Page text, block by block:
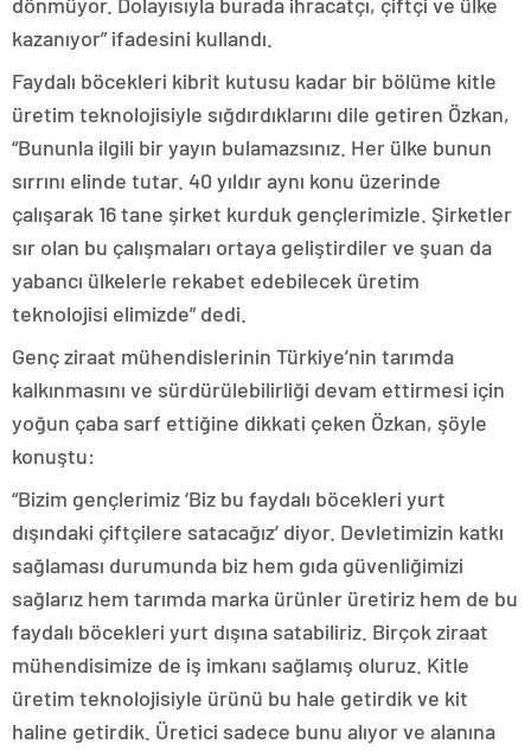
kazanıyor” ifadesini kullandı.
Faydalı böcekleri kibrit kutusu kadar bir bölüme kitle
üretim teknolojisiyle sığdırdıklarını dile getiren Özkan,
“Bununla ilgili bir yayın bulamazsınız. Her ülke bunun
sırrını elinde tutar. 40 yıldır aynı konu üzerinde
çalışarak 16 tane şirket kurduk gençlerimizle. Şirketler
sır olan bu çalışmaları ortaya geliştirdiler ve şuan da
yabancı ülkelerle rekabet edebilecek üretim
teknolojisi elimizde” dedi.
Genç ziraat mühendislerinin Türkiye’nin tarımda
kalkınmasını ve sürdürülebilirliği devam ettirmesi için
yoğun çaba sarf ettiğine dikkati çeken Özkan, şöyle
konuştu:
“Bizim gençlerimiz ‘Biz bu faydalı böcekleri yurt
dışındaki çiftçilere satacağız’ diyor. Devletimizin katkı
sağlaması durumunda biz hem gıda güvenliğimizi
sağlarız hem tarımda marka ürünler üretiriz hem de bu
faydalı böcekleri yurt dışına satabiliriz. Birçok ziraat
mühendisimize de iş imkanı sağlamış oluruz. Kitle
üretim teknolojisiyle ürünü bu hale getirdik ve kit
haline getirdik. Üretici sadece bunu alıyor ve alanına